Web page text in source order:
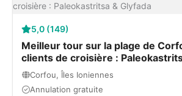
5,0 (149)
Meilleur tour sur la plage de
clients de croisière :
Corfou, Îles Ioniennes
Annulation gratuite